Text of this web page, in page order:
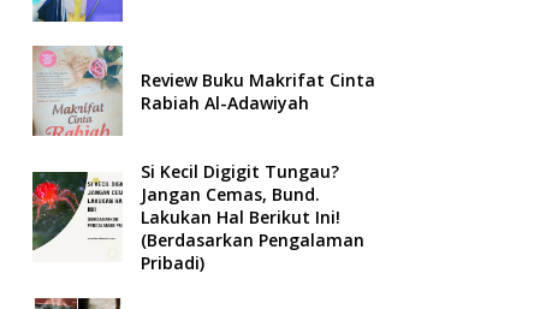
Review Buku Makrifat Cinta
Rabiah Al-Adawiyah
Si Kecil Digigit Tungau?
Jangan Cemas, Bund.
Lakukan Hal Berikut Ini!
(Berdasarkan Pengalaman
Pribadi)